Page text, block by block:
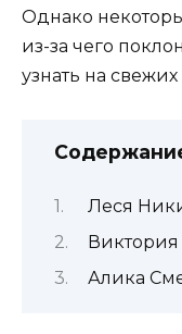
Однако
из-за чего
узнать на
Леся
Алика